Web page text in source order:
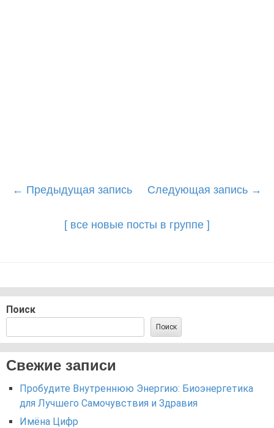
Post
← Предыдущая запись Следующая запись →
[ все новые посты в группе ]
Поиск
Поиск
Свежие записи
Пробудите Внутреннюю Энергию: Биоэнергетика
для Лучшего Самочувствия и Здравия
Имёна Цифр